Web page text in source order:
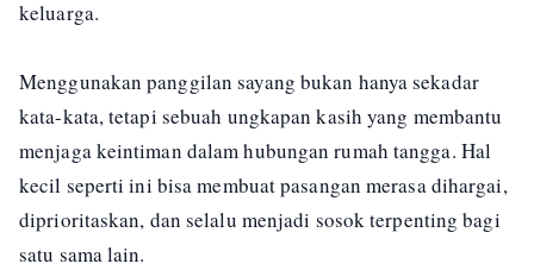
keluarga.
Menggunakan panggilan sayang bukan hanya sekadar
kata-kata, tetapi sebuah ungkapan kasih yang membantu
menjaga keintiman dalam hubungan rumah tangga. Hal
kecil seperti ini bisa membuat pasangan merasa dihargai,
diprioritaskan, dan selalu menjadi sosok terpenting bagi
satu sama lain.